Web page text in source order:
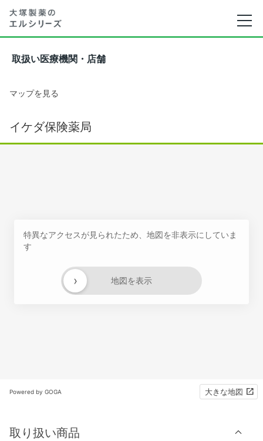
取扱い医療機関・店舗
マップを見る
イケダ保険薬局
特異なアクセスが見られたため、地図を非表示にしていま
す
地図を表示
›
Powered by GOGA 大きな地図
取り扱い商品